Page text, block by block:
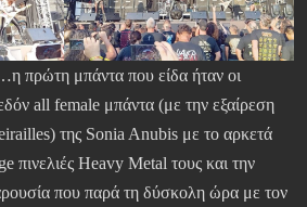
πρώτη μπάντα που είδα ήταν οι
all female μπάντα (με την εξαίρεση
της Sonia Anubis με το αρκετά
πινελιές Heavy Metal τους και την
που παρά τη δύσκολη ώρα με τον